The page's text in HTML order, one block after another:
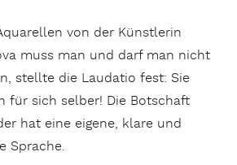
von der Künstlerin
muss man und darf man nicht
stellte die Laudatio fest: Sie
für sich selber! Die Botschaft
hat eine eigene, klare und
Sprache.